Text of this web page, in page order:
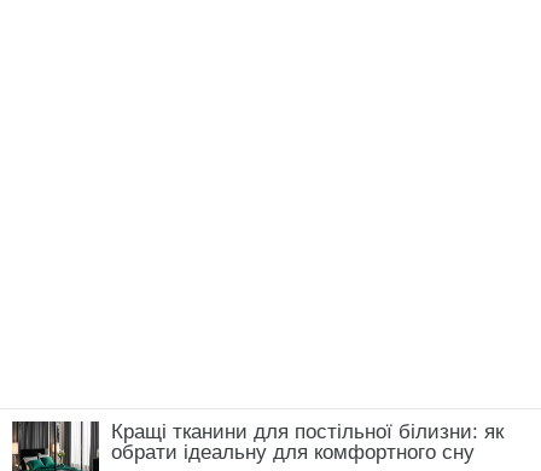
Кращі тканини для постільної білизни: як
обрати ідеальну для комфортного сну